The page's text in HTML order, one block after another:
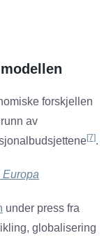
forskjellen
av
[7].
Europa
under press fra
globalisering